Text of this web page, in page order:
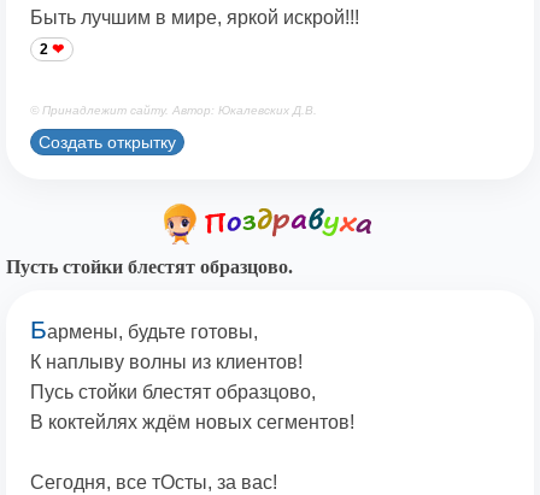
Быть лучшим в мире, яркой искрой!!!
2
© Принадлежит сайту. Автор: Юкалевских Д.В.
Создать открытку
Пусть стойки блестят образцово.
Бармены, будьте готовы,
К наплыву волны из клиентов!
Пусь стойки блестят образцово,
В коктейлях ждём новых сегментов!
Сегодня, все тОсты, за вас!